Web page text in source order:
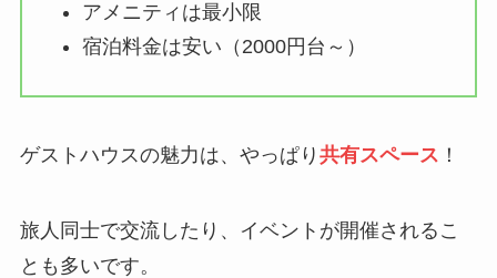
アメニティは最小限
宿泊料金は安い（2000円台～）
ゲストハウスの魅力は、やっぱり 共有スペース ！
旅人同士で交流したり、イベントが開催されるこ
とも多いです。